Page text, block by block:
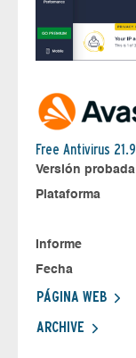
Free Antivirus 21.9
Versión probada
Plataforma
Informe
Fecha
PÁGINA WEB
ARCHIVE